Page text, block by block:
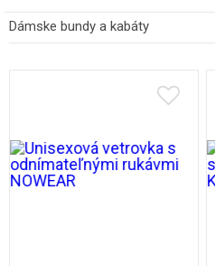
Slovenčina
Po zmene krajiny môžu byť
Dámske bundy a kabáty